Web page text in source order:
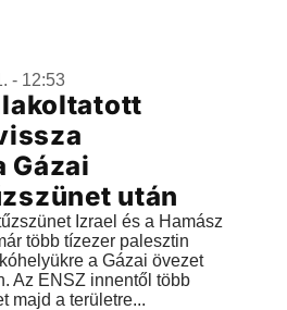
- 12:53
Gázai
után
Izrael és a Hamász
több tízezer palesztin
a Gázai övezet
Az ENSZ innentől több
majd a területre...